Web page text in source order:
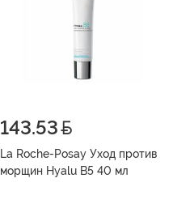
143.53
La Roche-Posay Уход против
морщин Hyalu B5 40 мл